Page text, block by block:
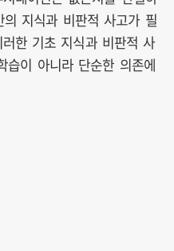
지식과 비판적 사고가 필
한 기초 지식과 비판적 사
습이 아니라 단순한 의존에